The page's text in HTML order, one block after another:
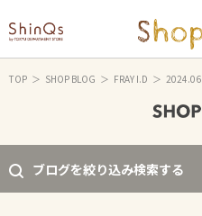
TOP SHOP BLOG FRAY I.D 2024.06
ブログを絞り込み検索する